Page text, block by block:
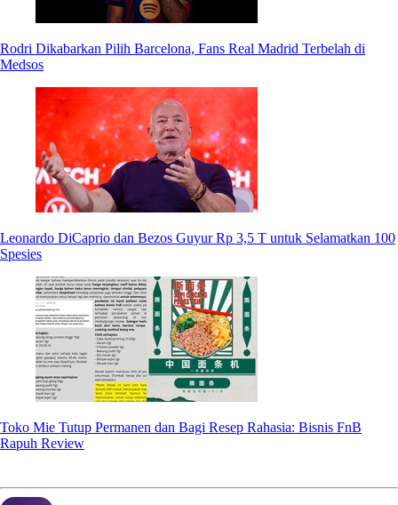
Rodri Dikabarkan Pilih Barcelona, Fans Real Madrid Terbelah di
Medsos
Leonardo DiCaprio dan Bezos Guyur Rp 3,5 T untuk Selamatkan 100
Spesies
Toko Mie Tutup Permanen dan Bagi Resep Rahasia: Bisnis FnB
Rapuh Review